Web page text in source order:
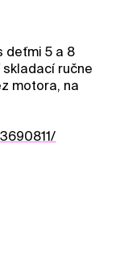
deťmi 5 a 8
ručne
motora, na